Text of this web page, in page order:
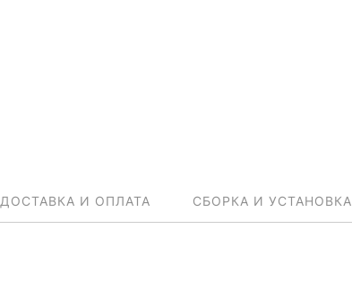
ДОСТАВКА И ОПЛАТА СБОРКА И УСТАНОВКА